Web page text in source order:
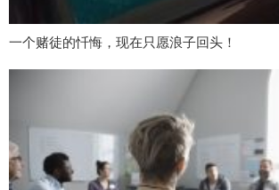
一个赌徒的忏悔，现在只愿浪子回头！